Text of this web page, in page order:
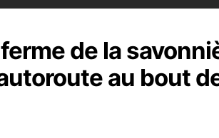
de la
au bout